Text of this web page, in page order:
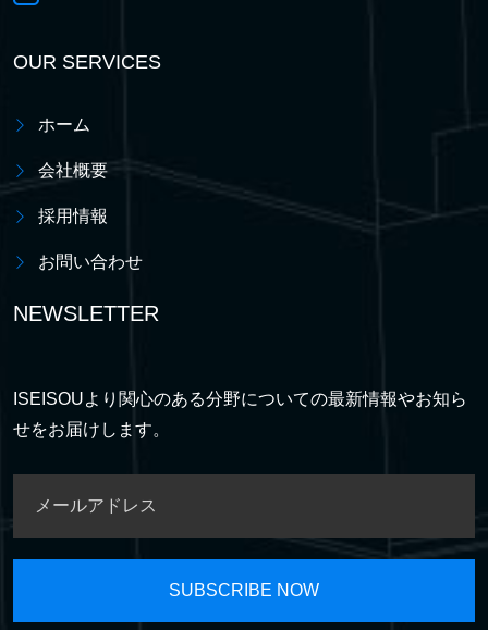
OUR SERVICES
ホーム
会社概要
採用情報
お問い合わせ
NEWSLETTER
ISEISOUより関心のある分野についての最新情報やお知ら
せをお届けします。